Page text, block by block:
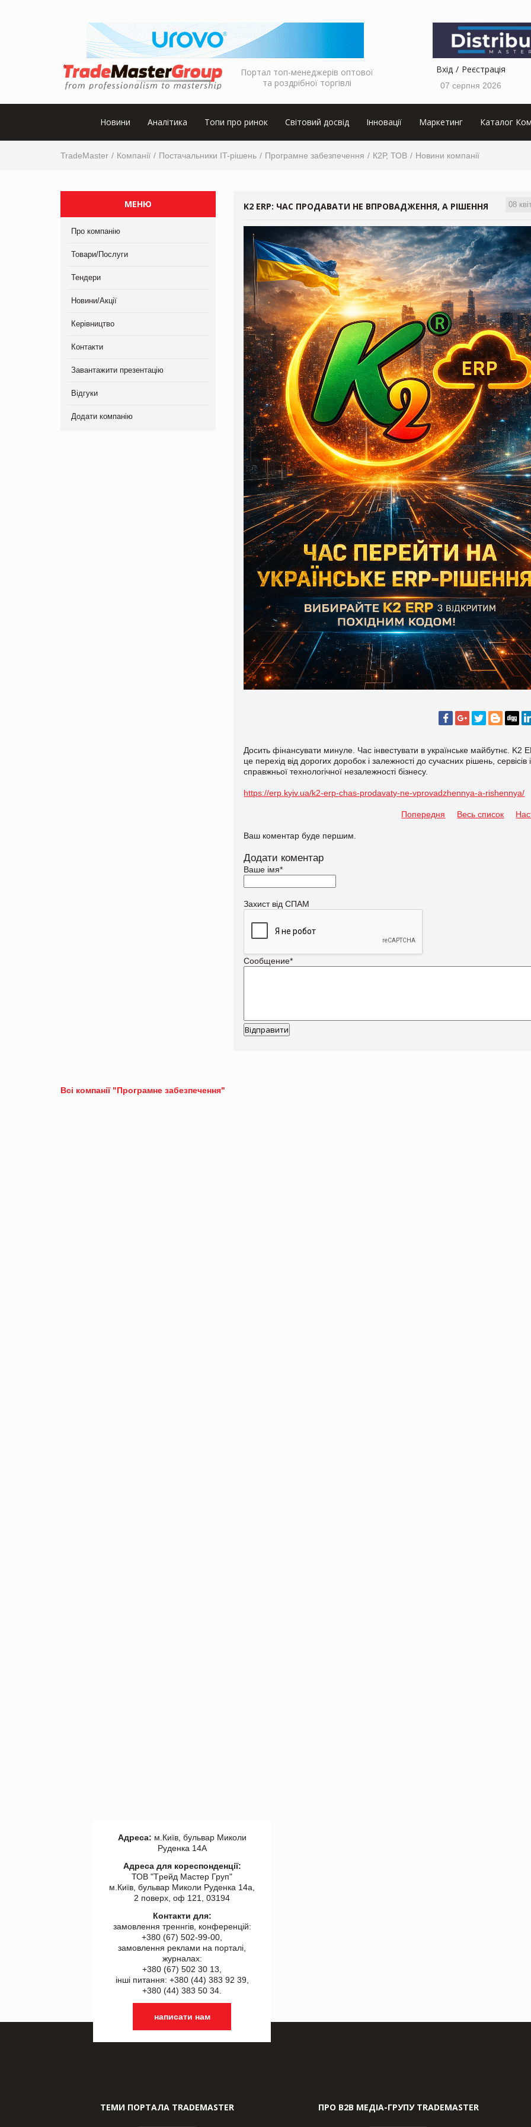
Портал топ-менеджерів оптової
та роздрібної торгівлі
Вхід Реєстрація
07 серпня 2026
Новини Аналітика Топи про ринок Світовий досвід Інновації Маркетинг Каталог
TradeMaster Компанії Постачальники IT-рішень Програмне забезпечення К2Р, ТОВ Новини компанії
МЕНЮ
Про компанію
Товари/Послуги
Тендери
Новини/Акції
Керівництво
Контакти
Завантажити презентацію
Відгуки
Додати компанію
08
K2 ERP: ЧАС ПРОДАВАТИ НЕ ВПРОВАДЖЕННЯ, А РІШЕННЯ
Досить фінансувати минуле. Час інвестувати в українське майбутнє. K2
це перехід від дорогих доробок і залежності до сучасних рішень, сервісів і
справжньої технологічної незалежності бізнесу.
https://erp.kyiv.ua/k2-erp-chas-prodavaty-ne-vprovadzhennya-a-rishennya/
Попередня Весь список
Ваш коментар буде першим.
Додати коментар
Ваше імя*
Захист від СПАМ
Сообщение*
Всі компанії "Програмне забезпечення"
Адреса: м.Київ, бульвар Миколи
Руденка 14А
Адреса для кореспонденції:
ТОВ "Tрейд Мастер Груп"
м.Київ, бульвар Миколи Руденка 14а,
2 поверх, оф 121, 03194
Контакти для:
замовлення треннгів, конференцій:
+380 (67) 502-99-00,
замовлення реклами на порталі,
журналах:
+380 (67) 502 30 13,
інші питання: +380 (44) 383 92 39,
+380 (44) 383 50 34.
написати нам
ТЕМИ ПОРТАЛА TRADEMASTER ПРО В2В МЕДІА-ГРУПУ TRADEMASTER